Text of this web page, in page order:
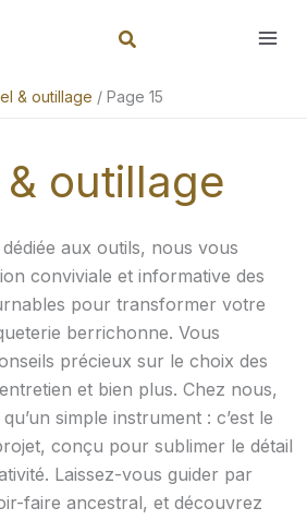
& outillage Page 15
outillage
aux outils, nous vous
conviviale et informative des
pour transformer votre
berrichonne. Vous
précieux sur le choix des
et bien plus. Chez nous,
simple instrument : c’est le
conçu pour sublimer le détail
Laissez-vous guider par
faire ancestral, et découvrez